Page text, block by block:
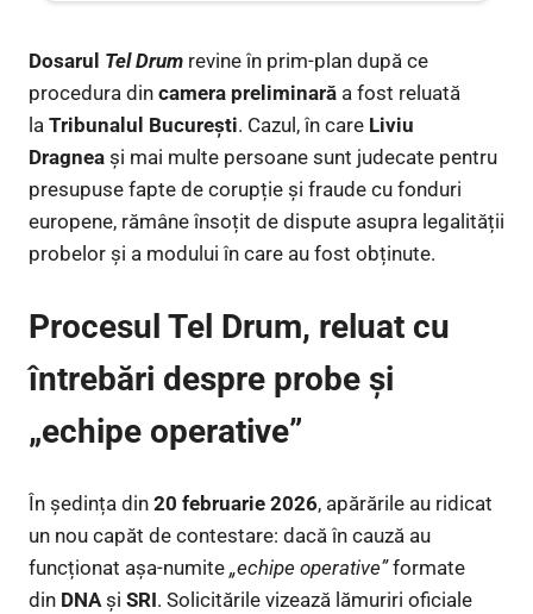
Dosarul Tel Drum revine în prim-plan după ce
procedura din camera preliminară a fost reluată
la Tribunalul București. Cazul, în care Liviu
Dragnea și mai multe persoane sunt judecate pentru
presupuse fapte de corupție și fraude cu fonduri
europene, rămâne însoțit de dispute asupra legalității
probelor și a modului în care au fost obținute.
Procesul Tel Drum, reluat cu
întrebări despre probe și
„echipe operative”
În ședința din 20 februarie 2026, apărările au ridicat
un nou capăt de contestare: dacă în cauză au
funcționat așa-numite „echipe operative”formate
din DNAși SRI. Solicitările vizează lămuriri oficiale